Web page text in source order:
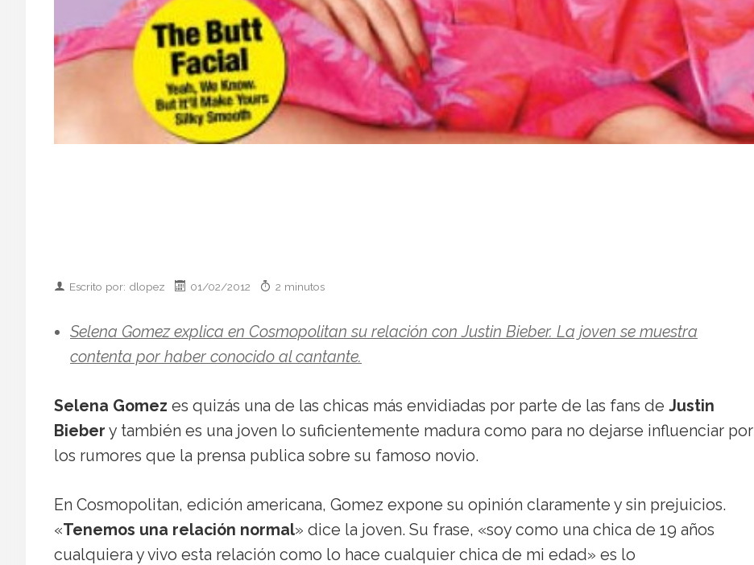
Escrito por: dlopez 01/02/2012 2 minutos
Selena Gomez explica en Cosmopolitan su relación con Justin Bieber. La joven se muestra
contenta por haber conocido al cantante.
Selena Gomez es quizás una de las chicas más envidiadas por parte de las fans de Justin
Bieber y también es una joven lo suficientemente madura como para no dejarse influenciar por
los rumores que la prensa publica sobre su famoso novio.
En Cosmopolitan, edición americana, Gomez expone su opinión claramente y sin prejuicios.
«Tenemos una relación normal» dice la joven. Su frase, «soy como una chica de 19 años
cualquiera y vivo esta relación como lo hace cualquier chica de mi edad» es lo